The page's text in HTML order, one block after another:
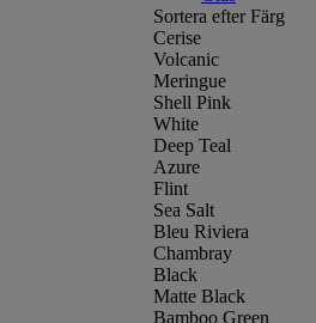
Sortera efter Färg
Cerise
Volcanic
Meringue
Shell Pink
White
Deep Teal
Azure
Flint
Sea Salt
Bleu Riviera
Chambray
Black
Matte Black
Bamboo Green